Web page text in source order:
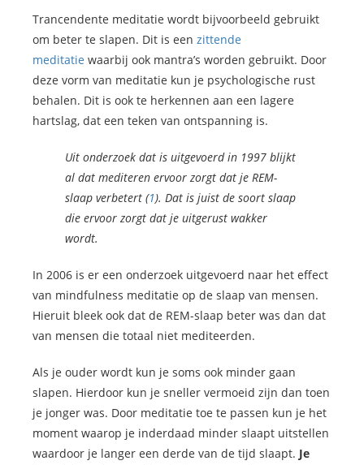
Trancendente meditatie wordt bijvoorbeeld gebruikt
om beter te slapen. Dit is een zittende
meditatie waarbij ook mantra’s worden gebruikt. Door
deze vorm van meditatie kun je psychologische rust
behalen. Dit is ook te herkennen aan een lagere
hartslag, dat een teken van ontspanning is.
Uit onderzoek dat is uitgevoerd in 1997 blijkt
al dat mediteren ervoor zorgt dat je REM-
slaap verbetert (1). Dat is juist de soort slaap
die ervoor zorgt dat je uitgerust wakker
wordt.
In 2006 is er een onderzoek uitgevoerd naar het effect
van mindfulness meditatie op de slaap van mensen.
Hieruit bleek ook dat de REM-slaap beter was dan dat
van mensen die totaal niet mediteerden.
Als je ouder wordt kun je soms ook minder gaan
slapen. Hierdoor kun je sneller vermoeid zijn dan toen
je jonger was. Door meditatie toe te passen kun je het
moment waarop je inderdaad minder slaapt uitstellen
waardoor je langer een derde van de tijd slaapt. Je